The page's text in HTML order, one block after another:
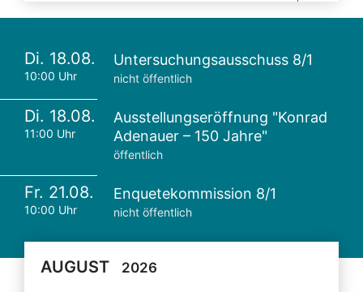
Di. 18.08.
10:00 Uhr
Untersuchungsausschuss 8/1
nicht öffentlich
Di. 18.08.
11:00 Uhr
Ausstellungseröffnung "Konrad
Adenauer – 150 Jahre"
öffentlich
Fr. 21.08.
10:00 Uhr
Enquetekommission 8/1
nicht öffentlich
AUGUST 2026